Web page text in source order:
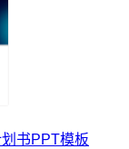
书PPT模板